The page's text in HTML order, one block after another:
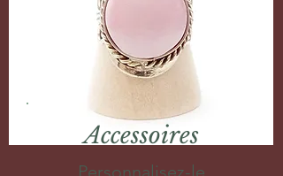
Accessoires
Personnalisez-le